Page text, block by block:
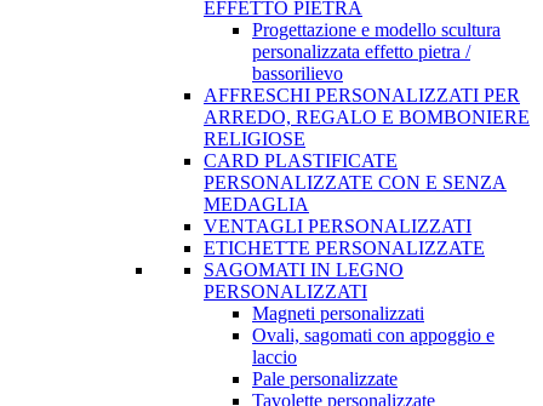
EFFETTO PIETRA
Progettazione e modello scultura
personalizzata effetto pietra /
bassorilievo
AFFRESCHI PERSONALIZZATI PER
ARREDO, REGALO E BOMBONIERE
RELIGIOSE
CARD PLASTIFICATE
PERSONALIZZATE CON E SENZA
MEDAGLIA
VENTAGLI PERSONALIZZATI
ETICHETTE PERSONALIZZATE
SAGOMATI IN LEGNO
PERSONALIZZATI
Magneti personalizzati
Ovali, sagomati con appoggio e
laccio
Pale personalizzate
Tavolette personalizzate